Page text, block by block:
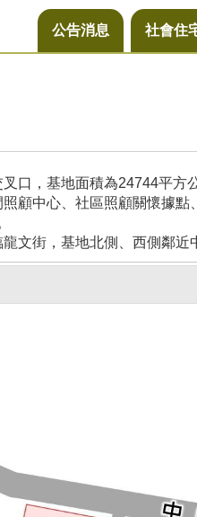
公告消息 社會住
口，基地面積為24744平方
顧中心、社區照顧關懷據
文街，基地北側、西側鄰近